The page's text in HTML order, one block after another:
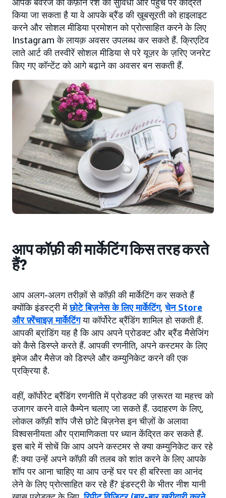
किया जा सकता है या वे आपके ब्रैंड की ख़ूबसूरती को हाइलाइट
करने और सोशल मीडिया प्रमोशन को प्रोत्साहित करने के लिए
Instagram के लायक़ अवसर उपलब्ध कर सकते हैं. क्रिएटिव
लाते आर्ट की तस्वीरें सोशल मीडिया से परे यूज़र के ज़रिए जनरेट
किए गए कॉन्टेंट को आगे बढ़ाने का अवसर बन सकती हैं.
आप कॉफ़ी की मार्केटिंग किस तरह करते
हैं?
आप अलग-अलग तरीक़ों से कॉफ़ी की मार्केटिंग कर सकते हैं
क्योंकि इंडस्ट्री मेंछोटे बिज़नेस के लिए मार्केटिंग,चेन Store
और फ़्रेंचाइज़ मार्केटिंगया कॉर्पोरेट ब्रैंडिंग शामिल हो सकती हैं.
आपकी ब्रांडिंग यह है कि आप अपने प्रोडक्ट और ब्रैंड मैसेजिंग
को कैसे डिस्प्ले करते हैं. आपकी रणनीति, अपने कस्टमर के लिए
इमेज और मैसेज को डिस्प्ले और कम्युनिकेट करने की एक
प्रक्रिया है.
वहीं, कॉर्पोरेट ब्रैंडिंग रणनीति में प्रोडक्ट की ज़रूरत या महत्त्व को
उजागर करने वाले कैम्पेन चलाए जा सकते हैं. उदाहरण के लिए,
लोकल कॉफ़ी शॉप जैसे छोटे बिज़नेस इन चीज़ों के अलावा
विश्वसनीयता और प्रामाणिकता पर ध्यान केंद्रित कर सकते हैं.
इस बारे में सोचें कि आप अपने कस्टमर से क्या कम्युनिकेट कर रहे
हैं: क्या उन्हें अपने कॉफ़ी की तलब को शांत करने के लिए आपके
शॉप पर आना चाहिए या आप उन्हें घर पर ही बरिस्ता का आनंद
लेने के लिए प्रोत्साहित कर रहे हैं? इंडस्ट्री के भीतर नीश यानी